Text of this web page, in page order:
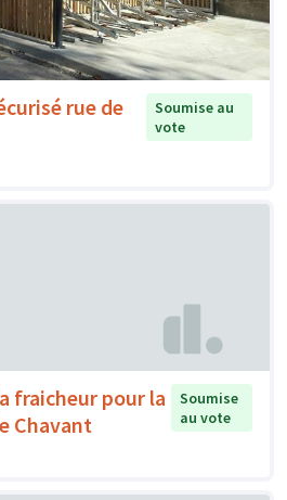
rue de
Soumise au
vote
fraicheur pour la
Chavant
Soumise
au vote